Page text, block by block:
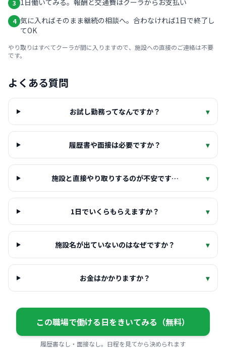
3 1日働いてみる。報酬と交通費はクーラからお支払い
4 気に入ればそのまま継続の相談へ。合わなければ1日で終了し
てOK
やり取りはすべてクーラが間に入りますので、施設への直接のご連絡は不要
です。
よくある質問
お試し勤務ってなんですか？ ▾
履歴書や面接は必要ですか？ ▾
施設と直接やり取りするのが不安です… ▾
1日でいくらもらえますか？ ▾
施設名が出ていないのはなぜですか？ ▾
お金はかかりますか？ ▾
この職場で働ける日をきいてみる（無料）
履歴書なし・面接なし。日程を見てから決められます